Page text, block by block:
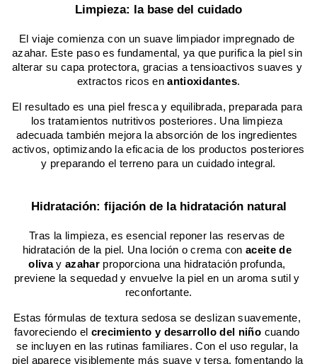
Limpieza: la base del cuidado
El viaje comienza con un suave limpiador impregnado de
azahar. Este paso es fundamental, ya que purifica la piel sin
alterar su capa protectora, gracias a tensioactivos suaves y
extractos ricos en antioxidantes.
El resultado es una piel fresca y equilibrada, preparada para
los tratamientos nutritivos posteriores. Una limpieza
adecuada también mejora la absorción de los ingredientes
activos, optimizando la eficacia de los productos posteriores
y preparando el terreno para un cuidado integral.
Hidratación: fijación de la hidratación natural
Tras la limpieza, es esencial reponer las reservas de
hidratación de la piel. Una loción o crema con aceite de
oliva y azahar proporciona una hidratación profunda,
previene la sequedad y envuelve la piel en un aroma sutil y
reconfortante.
Estas fórmulas de textura sedosa se deslizan suavemente,
favoreciendo el crecimiento y desarrollo del niño cuando
se incluyen en las rutinas familiares. Con el uso regular, la
piel aparece visiblemente más suave y tersa, fomentando la